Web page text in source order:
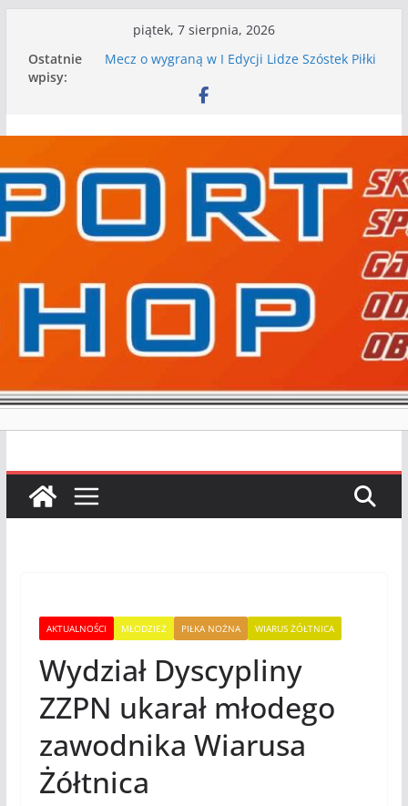
treści
piątek, 7 sierpnia, 2026
Ostatnie
wpisy:
Mecz o wygraną w I Edycji Lidze Szóstek Piłki
Nasze piłkarskie zespoły w toku przygotowań
Kolejne gry kontrolne naszych piłkarskich
WKS wygrywa pierwszą edycję Ligi Szóstek w
Gwdzie Wielkiej
I mamy kolejne gry kontrolne, piłkarskie
granie przed nami
AKTUALNOŚCI MŁODZIEŻ PIŁKA NOŻNA WIARUS ŻÓŁTNICA
Wydział Dyscypliny
ZZPN ukarał młodego
zawodnika Wiarusa
Żółtnica